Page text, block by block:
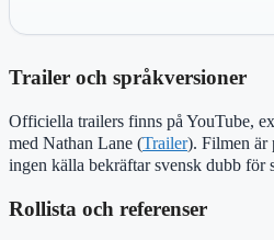
Trailer och språkversioner
Officiella trailers finns på YouTube,
med Nathan Lane (Trailer). Filmen är
ingen källa bekräftar svensk dubb för
Rollista och referenser